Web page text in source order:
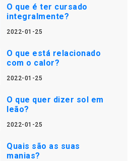
O que é ter cursado
integralmente?
2022-01-25
O que está relacionado
com o calor?
2022-01-25
O que quer dizer sol em
leão?
2022-01-25
Quais são as suas
manias?